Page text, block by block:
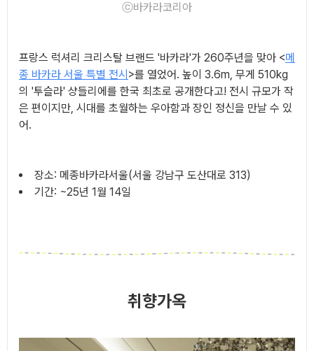
ⓒ바카라코리아
프랑스 럭셔리 크리스탈 브랜드 '바카라'가 260주년을 맞아 <메
종 바카라 서울 특별 전시 >를 열었어. 높이 3.6m, 무게 510kg
의 '투슬라' 샹들리에를 한국 최초로 공개한다고! 전시 규모가 작
은 편이지만, 시대를 초월하는 우아함과 장인 정신을 만날 수 있
어.
장소: 메종바카라서울(서울 강남구 도산대로 313)
기간: ~25년 1월 14일
취향가옥